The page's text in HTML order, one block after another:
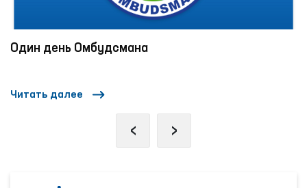
Один день Омбудсмана
Читать далее
‹ ›